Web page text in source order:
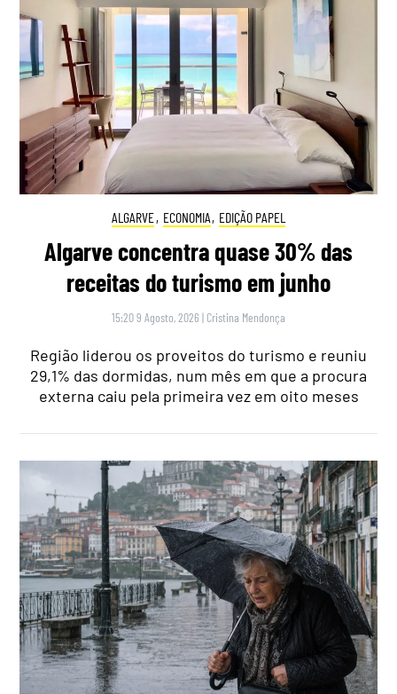
ALGARVE, ECONOMIA, EDIÇÃO PAPEL
Algarve concentra quase 30% das
receitas do turismo em junho
15:20 9 Agosto, 2026 | Cristina Mendonça
Região liderou os proveitos do turismo e reuniu
29,1% das dormidas, num mês em que a procura
externa caiu pela primeira vez em oito meses